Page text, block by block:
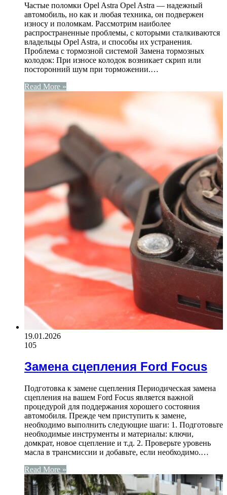
Частые поломки Opel Astra Opel Astra — надежный
автомобиль, но как и любая техника, он подвержен
износу и поломкам. Рассмотрим наиболее
распространенные проблемы, с которыми сталкиваются
владельцы Opel Astra, и способы их устранения.
Проблема с тормозной системой Замена тормозных
колодок: При износе колодок возникает скрип или
посторонний шум при торможении.…
Read More »
19.01.2026
105
Замена сцепления Ford Focus
Подготовка к замене сцепления Периодическая замена
сцепления на вашем Ford Focus является важной
процедурой для поддержания хорошего состояния
автомобиля. Прежде чем приступить к замене,
необходимо выполнить следующие шаги: 1. Подготовьте
необходимые инструменты и материалы: ключи,
домкрат, новое сцепление и т.д. 2. Проверьте уровень
масла в трансмиссии и добавьте, если необходимо.…
Read More »